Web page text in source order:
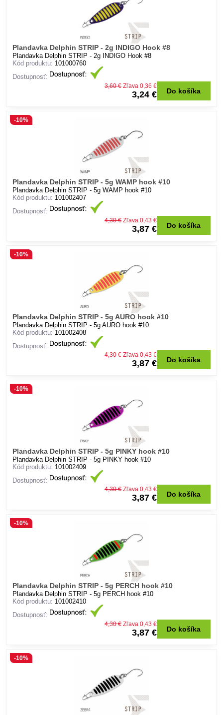
Plandavka Delphin STRIP - 2g INDIGO Hook #8
Plandavka Delphin STRIP - 2g INDIGO Hook #8
Kód produktu: 101000760
Dostupnosť:
3,24 €
3,60 € Zľava 0,36 €
Do košíka
Plandavka Delphin STRIP - 5g WAMP hook #10
-10%
Plandavka Delphin STRIP - 5g WAMP hook #10
Kód produktu: 101002407
Dostupnosť:
3,87 €
4,30 € Zľava 0,43 €
Do košíka
Plandavka Delphin STRIP - 5g AURO hook #10
-10%
Plandavka Delphin STRIP - 5g AURO hook #10
Kód produktu: 101002408
Dostupnosť:
3,87 €
4,30 € Zľava 0,43 €
Do košíka
Plandavka Delphin STRIP - 5g PINKY hook #10
-10%
Plandavka Delphin STRIP - 5g PINKY hook #10
Kód produktu: 101002409
Dostupnosť:
3,87 €
4,30 € Zľava 0,43 €
Do košíka
Plandavka Delphin STRIP - 5g PERCH hook #10
-10%
Plandavka Delphin STRIP - 5g PERCH hook #10
Kód produktu: 101002410
Dostupnosť:
3,87 €
4,30 € Zľava 0,43 €
Do košíka
-10%